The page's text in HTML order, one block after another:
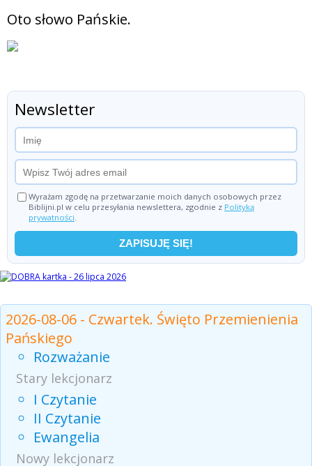
2026-08-06 - Czwartek. Święto Przemienienia
Pańskiego
Rozważanie
Stary lekcjonarz
I Czytanie
II Czytanie
Ewangelia
Nowy lekcjonarz
Oto słowo Pańskie.
Newsletter
Wyrażam zgodę na przetwarzanie moich danych osobowych przez
Biblijni.pl w celu przesyłania newslettera, zgodnie z Polityką
prywatności.